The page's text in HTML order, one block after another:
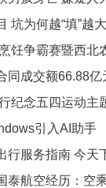
坑为何越“填”越
饪争霸赛暨西北
会在陕西蒲城启
成交额66.88亿
纪念五四运动主
引入AI助手
搜索
行服务指南 今天
天天快资讯
泰航空经历：空